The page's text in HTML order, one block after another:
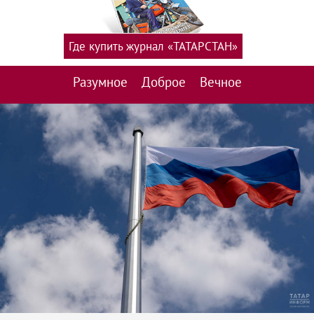
Разумное Доброе Вечное
Где купить журнал «ТАТАРСТАН»